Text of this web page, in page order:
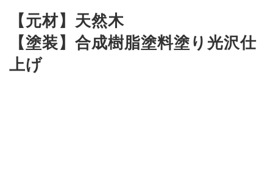
【元材】天然木
【塗装】合成樹脂塗料塗り光沢仕
上げ